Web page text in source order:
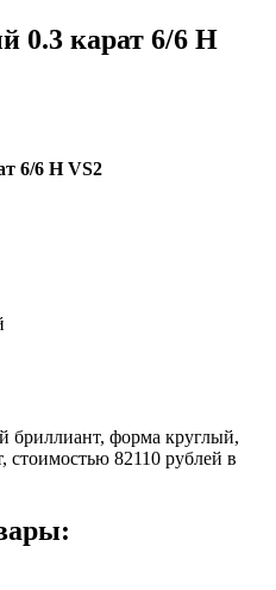
0.3 карат 6/6 H
6/6 H VS2
бриллиант, форма круглый,
стоимостью 82110 рублей в